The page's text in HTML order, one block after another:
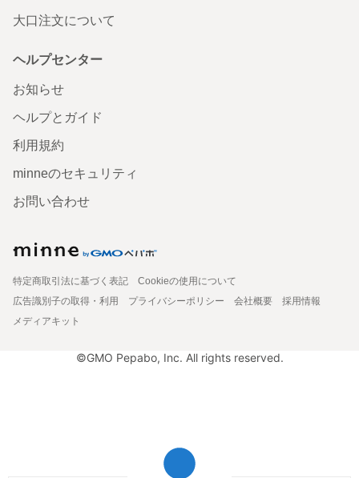
大口注文について
ヘルプセンター
お知らせ
ヘルプとガイド
利用規約
minneのセキュリティ
お問い合わせ
特定商取引法に基づく表記
Cookieの使用について
広告識別子の取得・利用
プライバシーポリシー 会社概要
採用情報
メディアキット
©GMO Pepabo, Inc. All rights reserved.